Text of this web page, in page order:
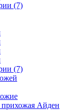
(7)
(7)
Айден